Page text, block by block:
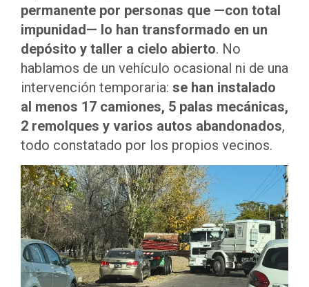
permanente por personas que —con total
impunidad— lo han transformado en un
depósito y taller a cielo abierto. No
hablamos de un vehículo ocasional ni de una
intervención temporaria: se han instalado
al menos 17 camiones, 5 palas mecánicas,
2 remolques y varios autos abandonados,
todo constatado por los propios vecinos.